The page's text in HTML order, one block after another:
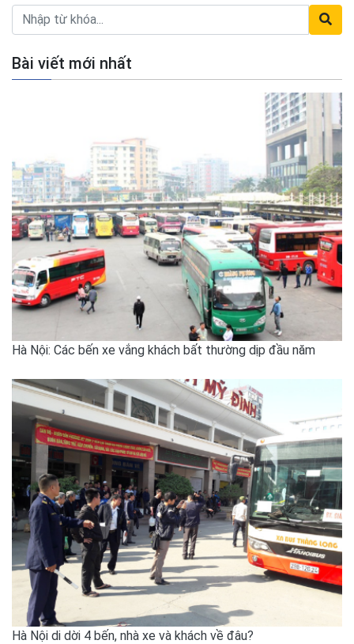
Bài viết mới nhất
Hà Nội: Các bến xe vắng khách bất thường dịp đầu năm
Hà Nội di dời 4 bến, nhà xe và khách về đâu?